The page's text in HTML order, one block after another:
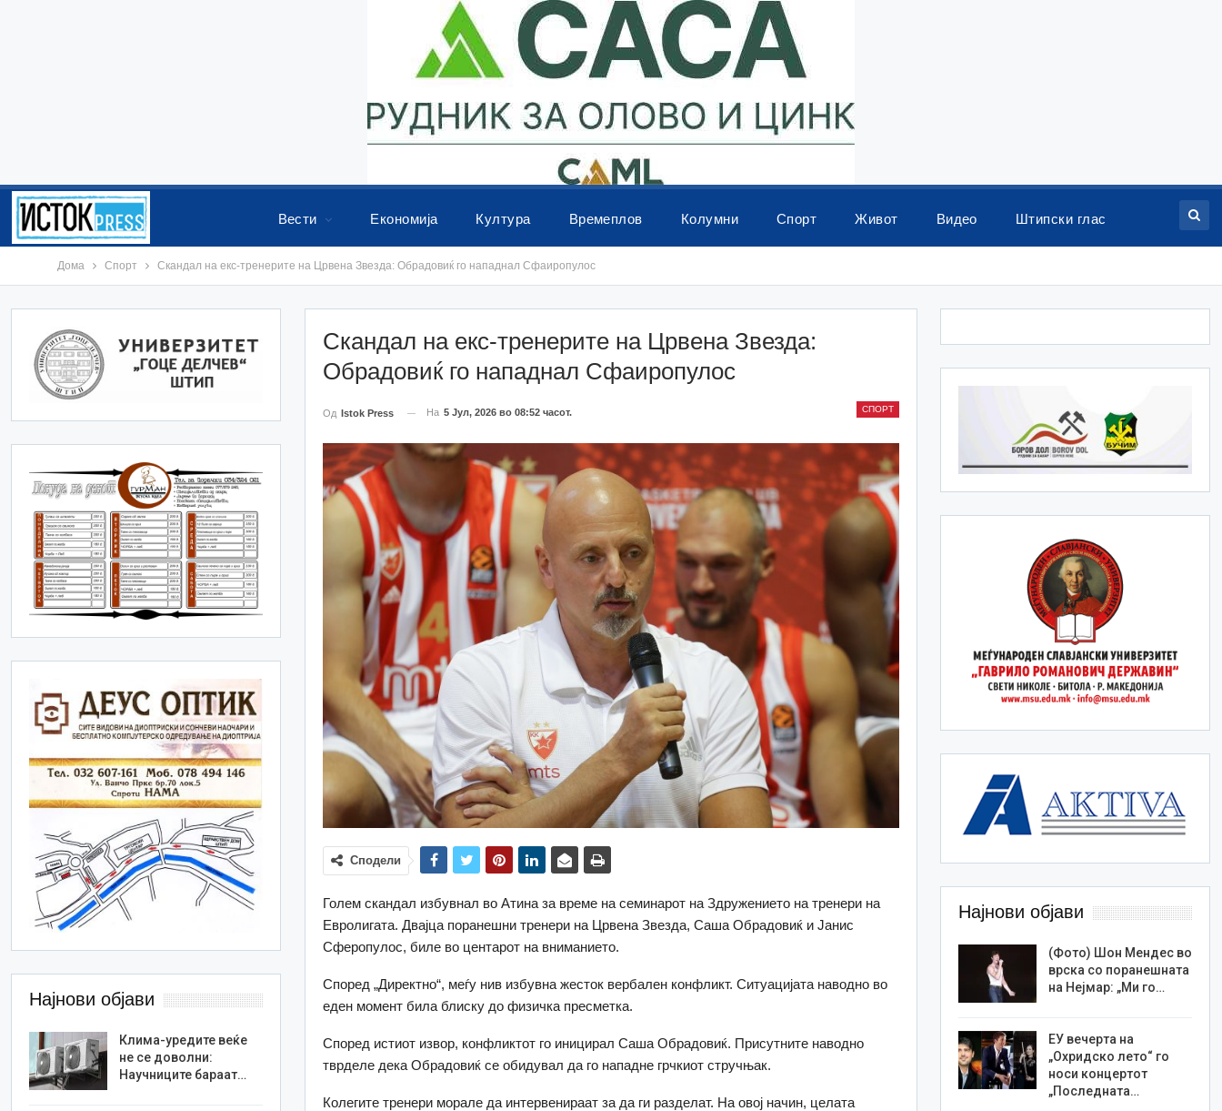
Вести Економија Култура Времеплов Колумни Спорт Живот Видео Штипски глас
Дома Спорт Скандал на екс-тренерите на Црвена Звезда: Обрадовиќ го нападнал Сфаиропулос
Скандал на екс-тренерите на Црвена Звезда:
Обрадовиќ го нападнал Сфаиропулос
СПОРТ
Од Istok Press На 5 Јул, 2026 во 08:52 часот.
Сподели
Голем скандал избувнал во Атина за време на семинарот на Здружението на тренери на
Евролигата. Двајца поранешни тренери на Црвена Звезда, Саша Обрадовиќ и Јанис
Сферопулос, биле во центарот на вниманието.
Според „Директно“, меѓу нив избувна жесток вербален конфликт. Ситуацијата наводно во
еден момент била блиску до физичка пресметка.
Според истиот извор, конфликтот го иницирал Саша Обрадовиќ. Присутните наводно
тврделе дека Обрадовиќ се обидувал да го нападне грчкиот стручњак.
Колегите тренери морале да интервенираат за да ги разделат. На овој начин, целата
Најнови објави
(Фото) Шон Мендес во
врска со поранешната
на Нејмар: „Ми го…
ЕУ вечерта на
„Охридско лето“ го
носи концертот
„Последната…
Најнови објави
Клима-уредите веќе
не се доволни:
Научниците бараат…